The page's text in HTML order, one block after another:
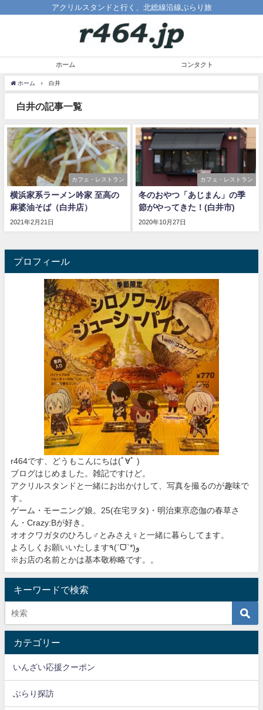
アクリルスタンドと行く、北総線沿線ぶらり旅
ホーム コンタクト
ホーム 白井
白井の記事一覧
カフェ・レストラン
横浜家系ラーメン吟家 至高の
麻婆油そば（白井店）
2021年2月21日
カフェ・レストラン
冬のおやつ「あじまん」の季
節がやってきた！(白井市)
2020年10月27日
プロフィール
r464です、どうもこんにちは(ﾟ∀ﾟ )
ブログはじめました。雑記ですけど。
アクリルスタンドと一緒にお出かけして、写真を撮るのが趣味で
す。
ゲーム・モーニング娘。25(在宅ヲタ)・明治東亰恋伽の春草さ
ん・Crazy:Bが好き。
オオクワガタのひろし♂とみさえ♀と一緒に暮らしてます。
よろしくお願いいたします٩(ˊᗜˋ*)و
※お店の名前とかは基本敬称略です。。
キーワードで検索
カテゴリー
いんざい応援クーポン
ぶらり探訪